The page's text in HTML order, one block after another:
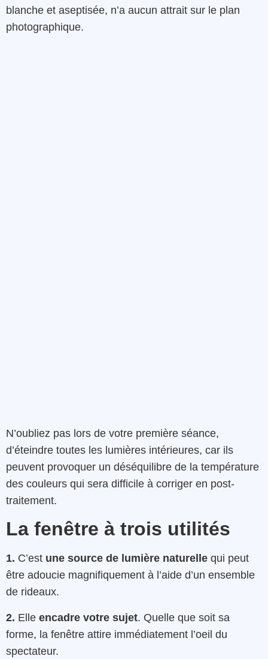
blanche et aseptisée, n’a aucun attrait sur le plan
photographique.
N’oubliez pas lors de votre première séance,
d’éteindre toutes les lumières intérieures, car ils
peuvent provoquer un déséquilibre de la température
des couleurs qui sera difficile à corriger en post-
traitement.
La fenêtre à trois utilités
1. C’est une source de lumière naturelle qui peut
être adoucie magnifiquement à l’aide d’un ensemble
de rideaux.
2. Elle encadre votre sujet. Quelle que soit sa
forme, la fenêtre attire immédiatement l’oeil du
spectateur.